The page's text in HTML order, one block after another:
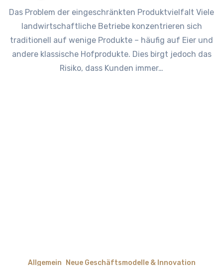
Das Problem der eingeschränkten Produktvielfalt Viele
landwirtschaftliche Betriebe konzentrieren sich
traditionell auf wenige Produkte – häufig auf Eier und
andere klassische Hofprodukte. Dies birgt jedoch das
Risiko, dass Kunden immer…
Allgemein Neue Geschäftsmodelle & Innovation